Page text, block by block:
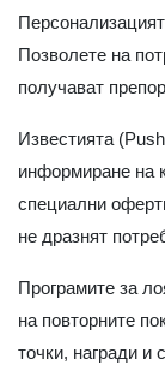
Позволете на
получават
Известията
информиране на
специални
не дразнят
Програмите за
на повторните
точки, награди и